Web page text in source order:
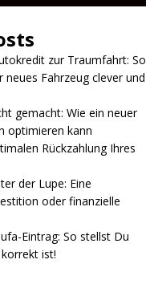
zur Traumfahrt: So
neues Fahrzeug clever und
gemacht: Wie ein neuer
optimieren kann
Rückzahlung Ihres
der Lupe: Eine
oder finanzielle
Eintrag: So stellst Du
ist!